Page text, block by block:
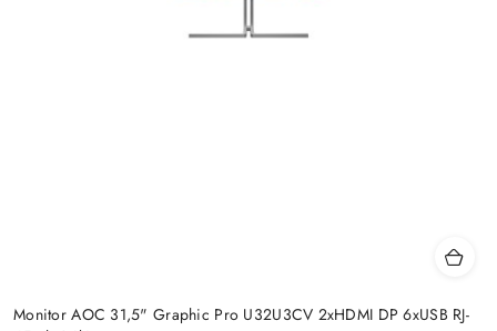
Monitor AOC 31,5" Graphic Pro U32U3CV 2xHDMI DP 6xUSB RJ-